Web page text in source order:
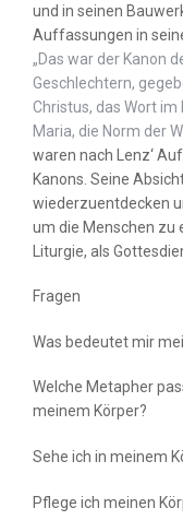
und in seinen
Auffassungen in
„Das war der Kanon
Geschlechtern,
Christus, das Wort
Maria, die Norm der
waren nach Lenz‘
Kanons. Seine
wiederzuentdecken
um die Menschen zu
Liturgie, als
Fragen
Was bedeutet mir
Welche Metapher
meinem Körper?
Sehe ich in meinem
Pflege ich meinen